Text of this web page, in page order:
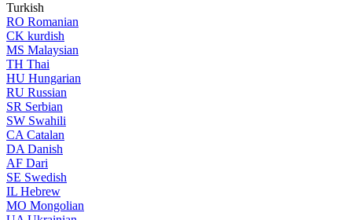
Turkish
RO Romanian
CK kurdish
MS Malaysian
TH Thai
HU Hungarian
RU Russian
SR Serbian
SW Swahili
CA Catalan
DA Danish
AF Dari
SE Swedish
IL Hebrew
MO Mongolian